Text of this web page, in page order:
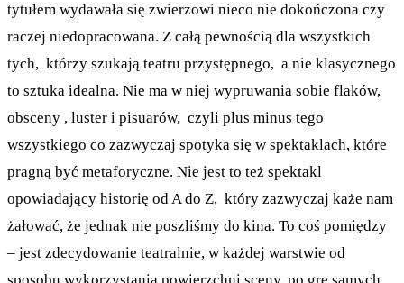
tytułem wydawała się zwierzowi nieco nie dokończona czy
raczej niedopracowana. Z całą pewnością dla wszystkich
tych, którzy szukają teatru przystępnego, a nie klasycznego
to sztuka idealna. Nie ma w niej wypruwania sobie flaków,
obsceny , luster i pisuarów, czyli plus minus tego
wszystkiego co zazwyczaj spotyka się w spektaklach, które
pragną być metaforyczne. Nie jest to też spektakl
opowiadający historię od A do Z, który zazwyczaj każe nam
żałować, że jednak nie poszliśmy do kina. To coś pomiędzy
– jest zdecydowanie teatralnie, w każdej warstwie od